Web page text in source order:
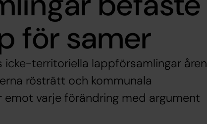
för samer
territoriella lappförsamlingar åren
rösträtt och kommunala
emot varje förändring med argument